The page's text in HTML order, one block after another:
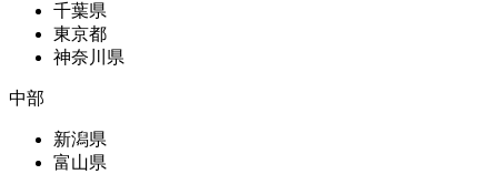
千葉県
東京都
神奈川県
中部
新潟県
富山県